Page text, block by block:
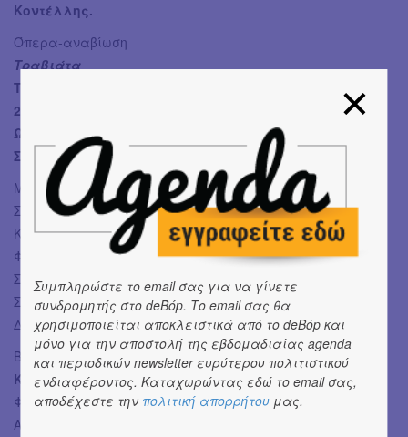
Κοντέλλης.
Όπερα-αναβίωση
Τραβιάτα
Τζουζέπε Βέρντι
27, 28, 30, 31 Ιουλίου 2024-
Ωδείο Ηρώδου Αττικού
Στο πλαίσιο του Φεστιβάλ Αθηνών Επιδαύρου
Μουσική διεύθυνση: Πιερ Τζόρτζιο Μοράντι
Σκηνοθεσία, σκηνικά, χορογραφία:Κωνσταντίνος Ρήγος
Κοστούμια:Ιωάννα Τσάμη
Φωτισμοί:
Χρήστος Τζιόγκας
Σχεδιασμός βιντεοπροβολών:
Βασίλης Κεχαγιάς
Συνεργάτιδα αρχιτέκτονας:Μαίρη Τσαγκάρη
Διεύθυνση χορωδίας:Αγαθάγγελος Γεωργακάτος
Βιολέττα Βαλερύ:Ναντίν Σιέρρα(27, 30/7),Βασιλική
Καραγιάννη(28, 31/7)
Φλόρα Μπερβουά:Χρυσάνθη Σπιτάδη
Αννίνα:
Συμπληρώστε το email σας για να γίνετε
συνδρομητής στο deBόp. Το email σας θα
χρησιμοποιείται αποκλειστικά από το deBόp και
μόνο για την αποστολή της εβδομαδιαίας agenda
και περιοδικών newsletter ευρύτερου πολιτιστικού
ενδιαφέροντος. Καταχωρώντας εδώ το email σας,
αποδέχεστε την πολιτική απορρήτου μας.